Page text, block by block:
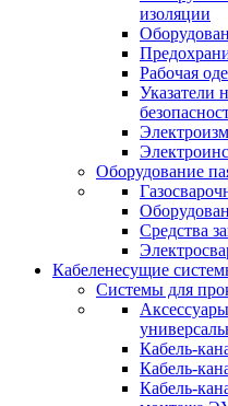
изоляции
Рабочая
Указатели
Оборудование
Средства
Кабеленесущие
Системы для
Кабель-
Кабель-
Кабель-